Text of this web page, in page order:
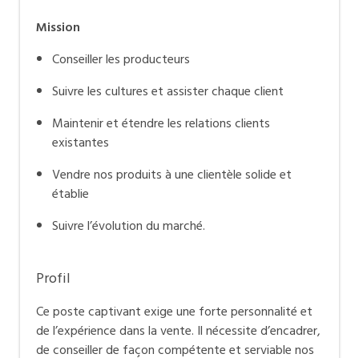
Mission
Conseiller les producteurs
Suivre les cultures et assister chaque client
Maintenir et étendre les relations clients
existantes
Vendre nos produits à une clientèle solide et
établie
Suivre l’évolution du marché.
Profil
Ce poste captivant exige une forte personnalité et
de l’expérience dans la vente. Il nécessite d’encadrer,
de conseiller de façon compétente et serviable nos